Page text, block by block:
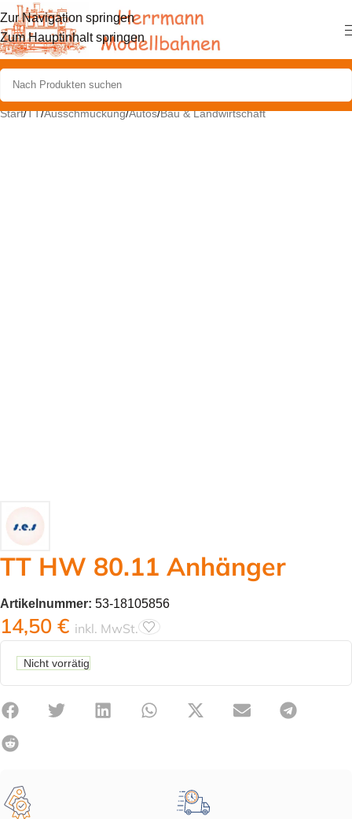
Zur Navigation springen
Zum Hauptinhalt springen
Start/TT/Ausschmückung/Autos/Bau & Landwirtschaft
TT HW 80.11 Anhänger
Artikelnummer: 53-18105856
14,50 € inkl. MwSt.
Nicht vorrätig